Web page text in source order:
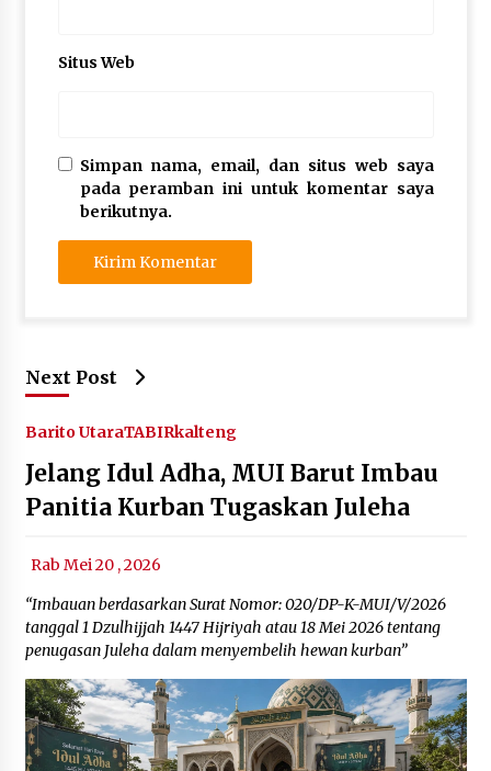
Situs Web
Simpan nama, email, dan situs web saya
pada peramban ini untuk komentar saya
berikutnya.
Next Post
Barito UtaraTABIRkalteng
Jelang Idul Adha, MUI Barut Imbau
Panitia Kurban Tugaskan Juleha
Rab Mei 20 , 2026
“Imbauan berdasarkan Surat Nomor: 020/DP-K-MUI/V/2026
tanggal 1 Dzulhijjah 1447 Hijriyah atau 18 Mei 2026 tentang
penugasan Juleha dalam menyembelih hewan kurban”